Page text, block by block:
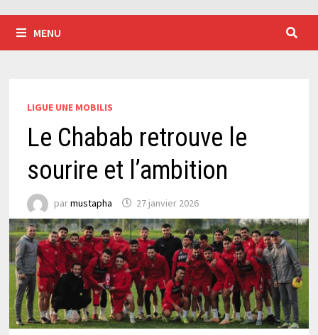
MENU
LIGUE UNE MOBILIS
Le Chabab retrouve le
sourire et l’ambition
parmustapha 27 janvier 2026